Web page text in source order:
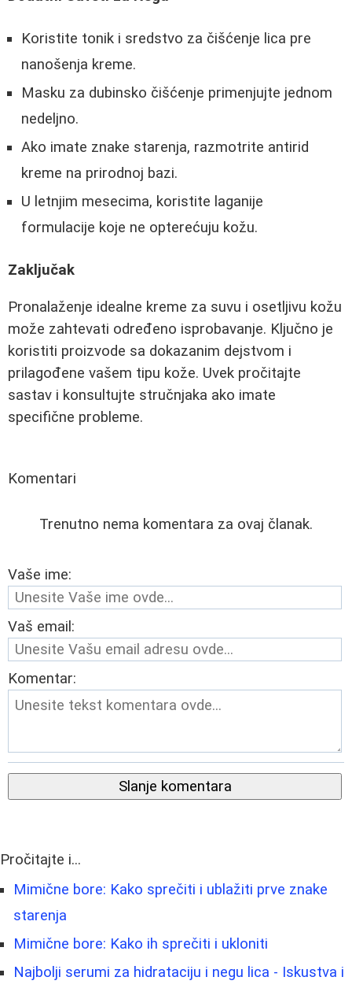
Koristite tonik i sredstvo za čišćenje lica pre
nanošenja kreme.
Masku za dubinsko čišćenje primenjujte jednom
nedeljno.
Ako imate znake starenja, razmotrite antirid
kreme na prirodnoj bazi.
U letnjim mesecima, koristite laganije
formulacije koje ne opterećuju kožu.
Zaključak
Pronalaženje idealne kreme za suvu i osetljivu kožu
može zahtevati određeno isprobavanje. Ključno je
koristiti proizvode sa dokazanim dejstvom i
prilagođene vašem tipu kože. Uvek pročitajte
sastav i konsultujte stručnjaka ako imate
specifične probleme.
Komentari
Trenutno nema komentara za ovaj članak.
Vaše ime:
Vaš email:
Komentar:
Slanje komentara
Pročitajte i...
Mimične bore: Kako sprečiti i ublažiti prve znake
starenja
Mimične bore: Kako ih sprečiti i ukloniti
Najbolji serumi za hidrataciju i negu lica - Iskustva i